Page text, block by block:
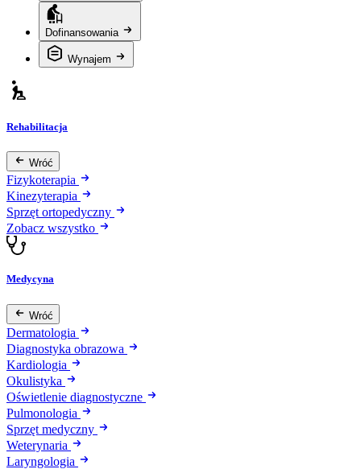
Dofinansowania
Wynajem
Rehabilitacja
Wróć
Fizykoterapia
Kinezyterapia
Sprzęt ortopedyczny
Zobacz wszystko
Medycyna
Wróć
Dermatologia
Diagnostyka obrazowa
Kardiologia
Okulistyka
Oświetlenie diagnostyczne
Pulmonologia
Sprzęt medyczny
Weterynaria
Laryngologia